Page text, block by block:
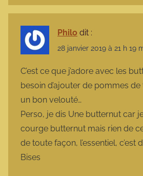
Philo dit :
28 janvier 2019 à 21 h 19
C’est ce que j’adore avec les
besoin d’ajouter de pommes
un bon velouté…
Perso, je dis Une butternut car
courge butternut mais rien de
de toute façon, l’essentiel, c’est
Bises